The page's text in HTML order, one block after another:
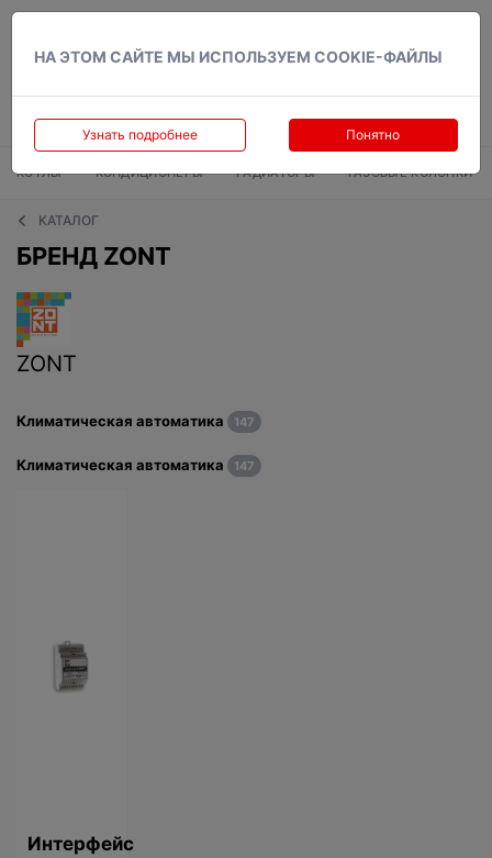
НА ЭТОМ САЙТЕ МЫ ИСПОЛЬЗУЕМ COOKIE-ФАЙЛЫ
Узнать подробнее Понятно
КОТЛЫ КОНДИЦИОНЕРЫ РАДИАТОРЫ ГАЗОВЫЕ КОЛОНКИ
КАТАЛОГ
БРЕНД ZONT
ZONT
Климатическая автоматика 147
Климатическая автоматика 147
Интерфейс